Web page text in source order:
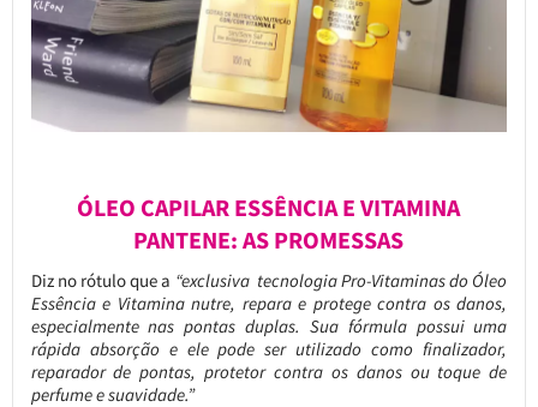
ÓLEO CAPILAR ESSÊNCIA E VITAMINA
PANTENE: AS PROMESSAS
Diz no rótulo que a “exclusiva tecnologia Pro-Vitaminas do Óleo
Essência e Vitamina nutre, repara e protege contra os danos,
especialmente nas pontas duplas. Sua fórmula possui uma
rápida absorção e ele pode ser utilizado como finalizador,
reparador de pontas, protetor contra os danos ou toque de
perfume e suavidade.”